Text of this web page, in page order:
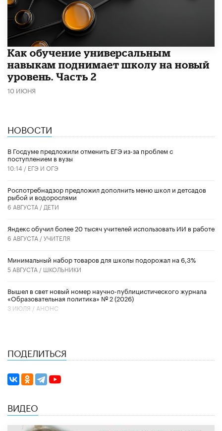
​Как обучение универсальным
навыкам поднимает школу на новый
уровень. Часть 2
10 ИЮНЯ
НОВОСТИ
В Госдуме предложили отменить ЕГЭ из-за проблем с
поступлением в вузы
10:14 / ЕГЭ И ОГЭ
Роспотребнадзор предложил дополнить меню школ и детсадов
рыбой и водорослями
6 АВГУСТА / ДЕТИ
​Яндекс обучил более 20 тысяч учителей использовать ИИ в работе
6 АВГУСТА /УЧИТЕЛЯ
Минимальный набор товаров для школы подорожал на 6,3%
5 АВГУСТА / ШКОЛЬНИКИ
Вышел в свет новый номер научно-публицистического журнала
«Образовательная политика» № 2 (2026)
3 ИЮЛЯ / АНОНС
ПОДЕЛИТЬСЯ
ВИДЕО